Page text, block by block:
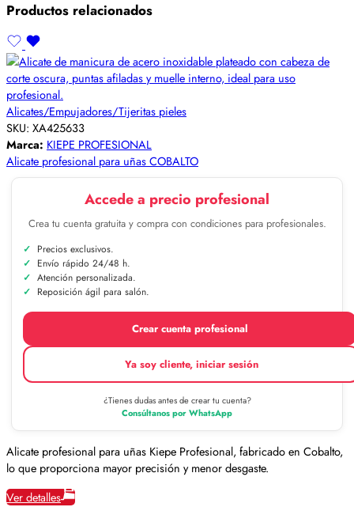
Productos relacionados
Alicates/Empujadores/Tijeritas pieles
SKU: XA425633
Marca: KIEPE PROFESIONAL
Alicate profesional para uñas COBALTO
Accede a precio profesional
Crea tu cuenta gratuita y compra con condiciones para profesionales.
Precios exclusivos.
Envío rápido 24/48 h.
Atención personalizada.
Reposición ágil para salón.
Crear cuenta profesional
Ya soy cliente, iniciar sesión
¿Tienes dudas antes de crear tu cuenta?
Consúltanos por WhatsApp
Alicate profesional para uñas Kiepe Profesional, fabricado en Cobalto,
lo que proporciona mayor precisión y menor desgaste.
Ver detalles